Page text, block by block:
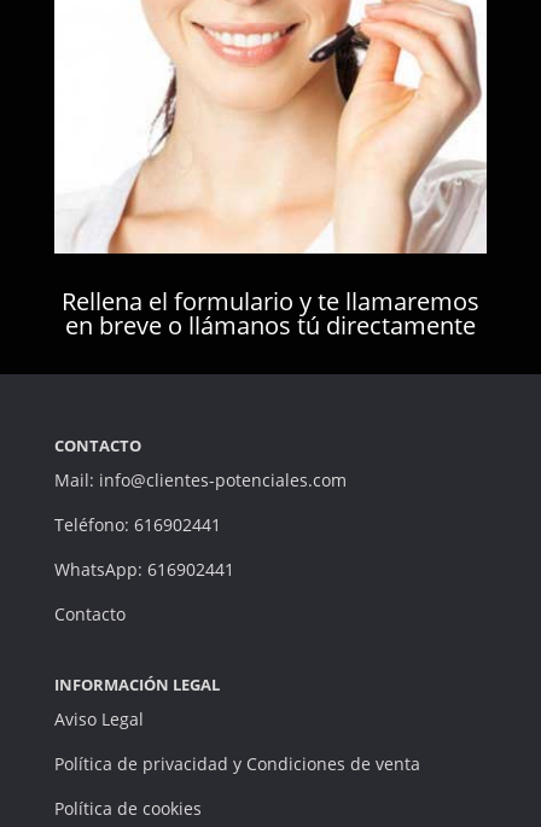
Rellena el formulario y te llamaremos
en breve o llámanos tú directamente
CONTACTO
Mail: info@clientes-potenciales.com
Teléfono: 616902441
WhatsApp: 616902441
Contacto
INFORMACIÓN LEGAL
Aviso Legal
Política de privacidad y Condiciones de venta
Política de cookies